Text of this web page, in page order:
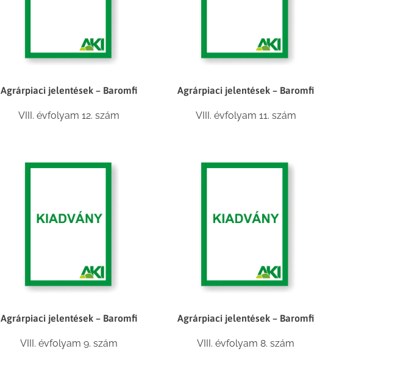
Agrárpiaci jelentések – Baromfi
VIII. évfolyam 12. szám
Agrárpiaci jelentések – Baromfi
VIII. évfolyam 11. szám
Agrárpiaci jelentések – Baromfi
VIII. évfolyam 9. szám
Agrárpiaci jelentések – Baromfi
VIII. évfolyam 8. szám